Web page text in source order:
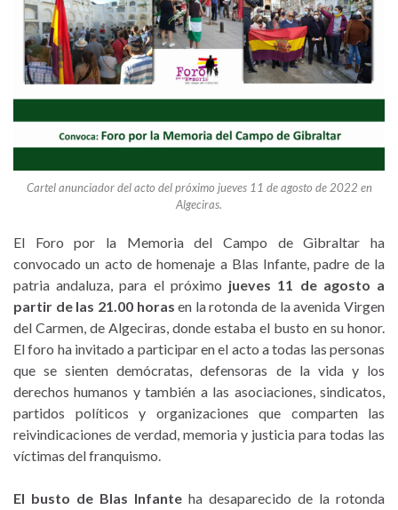
Cartel anunciador del acto del próximo jueves 11 de agosto de 2022 en
Algeciras.
El Foro por la Memoria del Campo de Gibraltar ha
convocado un acto de homenaje a Blas Infante, padre de la
patria andaluza, para el próximo jueves 11 de agosto a
partir de las 21.00 horas en la rotonda de la avenida Virgen
del Carmen, de Algeciras, donde estaba el busto en su honor.
El foro ha invitado a participar en el acto a todas las personas
que se sienten demócratas, defensoras de la vida y los
derechos humanos y también a las asociaciones, sindicatos,
partidos políticos y organizaciones que comparten las
reivindicaciones de verdad, memoria y justicia para todas las
víctimas del franquismo.
El busto de Blas Infante ha desaparecido de la rotonda